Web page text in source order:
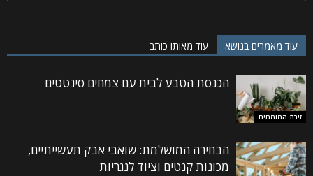
עוד מאמרים בנושא עוד מאותו כותב
זירת המומחים
הכנסת הטבע לבית עם צמחים סינטטים
הבחירה המושלמת: שואבי אבק תעשייתיים,
מכונות קנטים וציוד לנגריות